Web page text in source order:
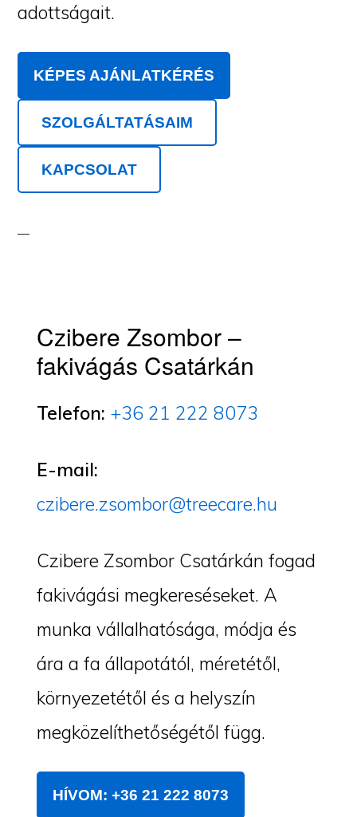
adottságait.
KÉPES AJÁNLATKÉRÉS
SZOLGÁLTATÁSAIM
KAPCSOLAT
Czibere Zsombor –
fakivágás Csatárkán
Telefon: +36 21 222 8073
E-mail:
czibere.zsombor@treecare.hu
Czibere Zsombor Csatárkán fogad
fakivágási megkereséseket. A
munka vállalhatósága, módja és
ára a fa állapotától, méretétől,
környezetétől és a helyszín
megközelíthetőségétől függ.
HÍVOM: +36 21 222 8073